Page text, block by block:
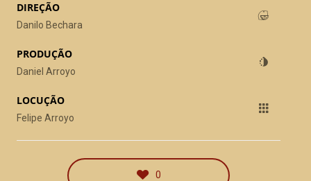
DIREÇÃO
Danilo Bechara
PRODUÇÃO
Daniel Arroyo
LOCUÇÃO
Felipe Arroyo
0